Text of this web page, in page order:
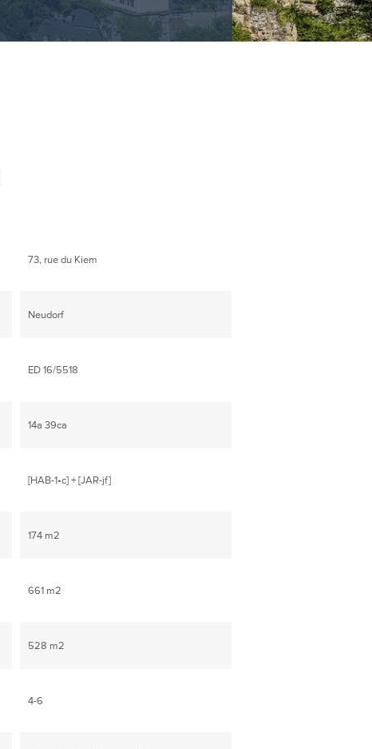
73, rue du Kiem
Neudorf
ED 16/5518
14a 39ca
[HAB-1•c] + [JAR-jf]
174 m2
661 m2
528 m2
4-6